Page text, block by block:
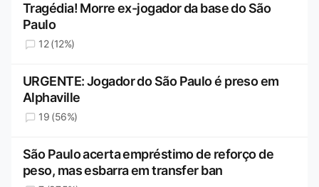
Tragédia! Morre ex-jogador da base do São
Paulo
12 (12%)
URGENTE: Jogador do São Paulo é preso em
Alphaville
19 (56%)
São Paulo acerta empréstimo de reforço de
peso, mas esbarra em transfer ban